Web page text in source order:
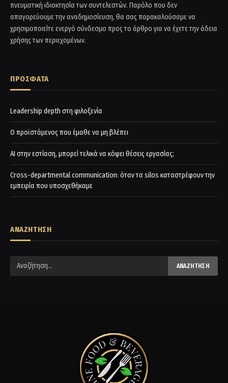
πνευματική ιδιοκτησία των συντελεστών. Παρόλο που δεν
απαγορεύουμε την αναδημοσίευση, θα σας παρακαλούσαμε να
χρησιμοποιείτε ενεργό σύνδεσμο προς το άρθρο για να έχετε την άδεια
χρήσης των περιεχομένων.
ΠΡΟΣΦΑΤΑ
Leadership depth στη φιλοξενία
Ο προϊστάμενος που έμαθε να μη βλέπει
AI στην εστίαση, μπορεί τελικά να κόψει θέσεις εργασίας;
Cross-departmental communication: όταν τα silos καταστρέφουν την
εμπειρία που υποσχεθήκαμε
ΑΝΑΖΗΤΗΣΗ